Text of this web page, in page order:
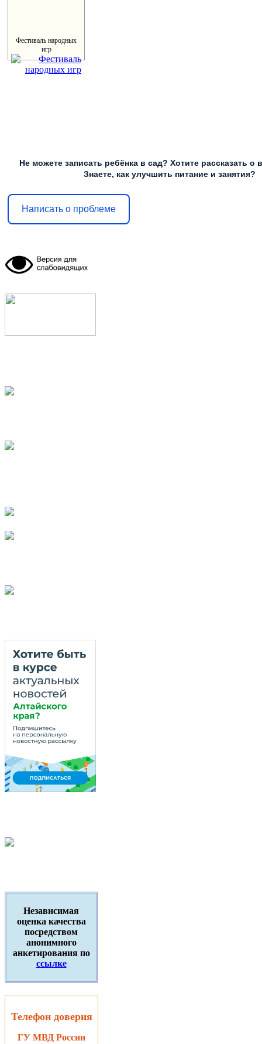
Фестиваль народных
игр
Не можете записать ребёнка в сад? Хотите рассказать о
Знаете, как улучшить питание и занятия?
Написать о проблеме
Независимая
оценка качества
посредством
анонимного
анкетирования по
ссылке
Телефон доверия
ГУ МВД России